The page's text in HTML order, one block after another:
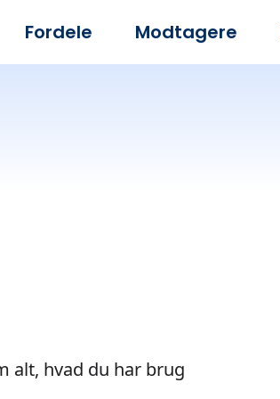
Fordele Modtagere
alt, hvad du har brug